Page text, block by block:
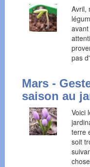
Avril,
pas
Mars -
saison au
Voici
terre
soit